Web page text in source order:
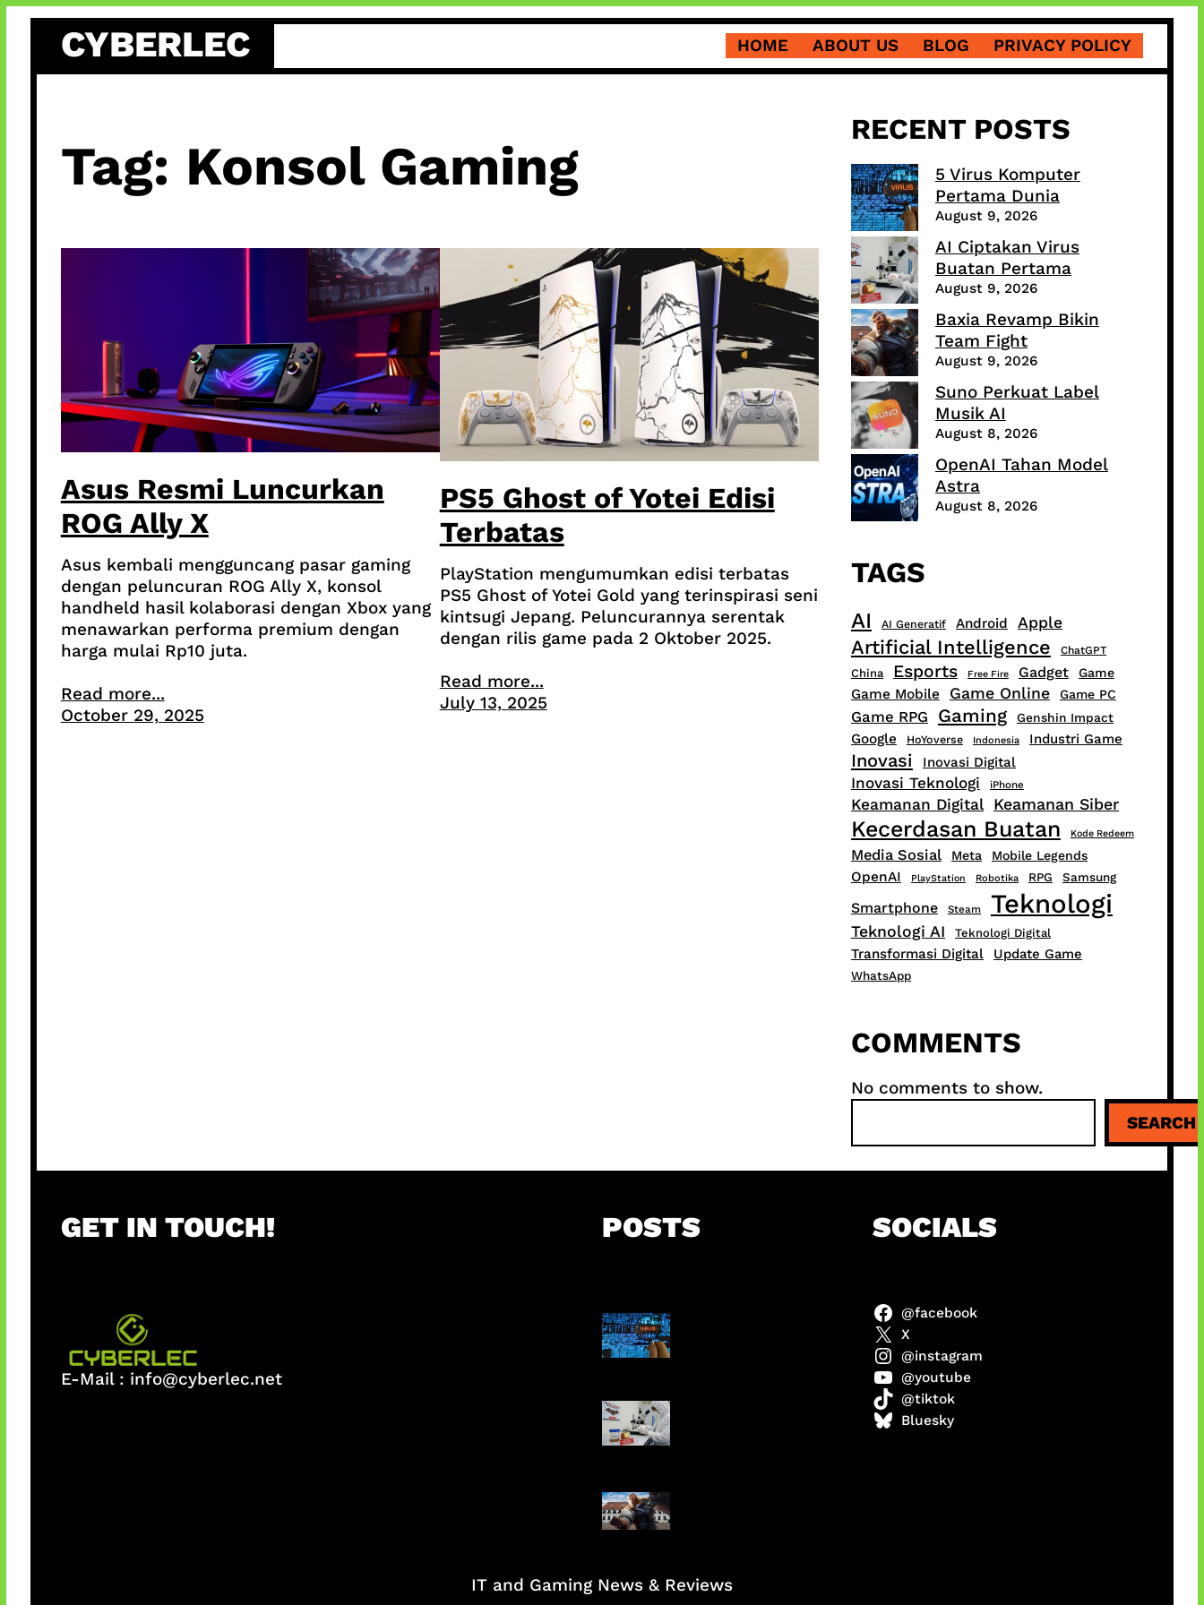
content
CYBERLEC HOME ABOUT US BLOG PRIVACY POLICY
Tag: Konsol Gaming
Asus Resmi Luncurkan
ROG Ally X
Asus kembali mengguncang pasar gaming
dengan peluncuran ROG Ally X, konsol
handheld hasil kolaborasi dengan Xbox yang
menawarkan performa premium dengan
harga mulai Rp10 juta.
Read more...
October 29, 2025
PS5 Ghost of Yotei Edisi
Terbatas
PlayStation mengumumkan edisi terbatas
PS5 Ghost of Yotei Gold yang terinspirasi seni
kintsugi Jepang. Peluncurannya serentak
dengan rilis game pada 2 Oktober 2025.
Read more...
July 13, 2025
RECENT POSTS
5 Virus Komputer
Pertama Dunia
August 9, 2026
AI Ciptakan Virus
Buatan Pertama
August 9, 2026
Baxia Revamp Bikin
Team Fight
August 9, 2026
Suno Perkuat Label
Musik AI
August 8, 2026
OpenAI Tahan Model
Astra
August 8, 2026
TAGS
AI AI Generatif Android Apple
Artificial Intelligence ChatGPT
China Esports Free Fire Gadget Game
Game Mobile Game Online Game PC
Game RPG Gaming Genshin Impact
Google HoYoverse Indonesia Industri Game
Inovasi Inovasi Digital
Inovasi Teknologi iPhone
Keamanan Digital Keamanan Siber
Kecerdasan Buatan Kode Redeem
Media Sosial Meta Mobile Legends
OpenAI PlayStation Robotika RPG Samsung
Smartphone Steam Teknologi
Teknologi AI Teknologi Digital
Transformasi Digital Update Game
WhatsApp
COMMENTS
No comments to show.
a
r
SEARCH
GET IN TOUCH!
E-Mail : info@cyberlec.net
POSTS
5 Virus Komputer
Pertama Dunia
AI Ciptakan Virus
Buatan Pertama
Baxia Revamp Bikin
Team Fight
SOCIALS
@facebook
X
@instagram
@youtube
@tiktok
Bluesky
IT and Gaming News & Reviews